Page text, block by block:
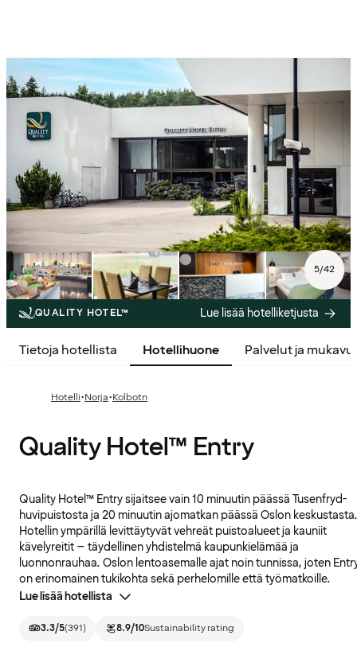
5/42
QUALITY HOTEL™ Lue lisää hotelliketjusta
Tietoja hotellista Hotellihuone Palvelut ja
Hotelli·Norja·Kolbotn
Quality Hotel™ Entry
Quality Hotel™ Entry sijaitsee vain 10 minuutin päässä Tusenfryd-
huvipuistosta ja 20 minuutin ajomatkan päässä Oslon keskustasta.
Hotellin ympärillä levittäytyvät vehreät puistoalueet ja kauniit
kävelyreitit – täydellinen yhdistelmä kaupunkielämää ja
luonnonrauhaa. Oslon lentoasemalle ajat noin tunnissa, joten
on erinomainen tukikohta sekä perhelomille että työmatkoille.
Lue lisää hotellista
3.3/5(391) 8.9/10Sustainability rating